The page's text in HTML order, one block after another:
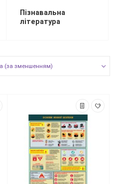
Пізнавальна
література
(за зменшенням)